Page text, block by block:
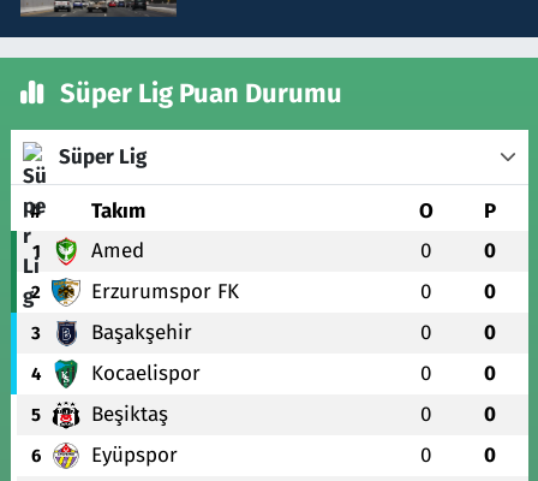
Süper Lig Puan Durumu
Süper Lig
# Takım O P
1 Amed 0 0
2 Erzurumspor FK 0 0
3 Başakşehir 0 0
4 Kocaelispor 0 0
5 Beşiktaş 0 0
6 Eyüpspor 0 0